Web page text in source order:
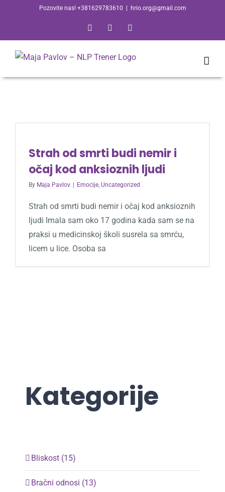
Pozovite nas! +381629783610 hrio.org@gmail.com
FacebookEmail
Strah od smrti budi nemir i
očaj kod anksioznih ljudi
By Maja Pavlov Emocije, Uncategorized
Strah od smrti budi nemir i očaj kod anksioznih
ljudi Imala sam oko 17 godina kada sam se na
praksi u medicinskoj školi susrela sa smrću,
licem u lice. Osoba sa
Kategorije
Bliskost (15)
Bračni odnosi (13)